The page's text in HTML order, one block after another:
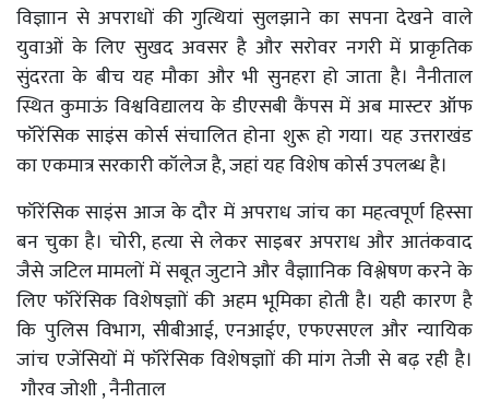
विज्ञाान से अपराधों की गुत्थियां सुलझाने का सपना देखने वाले
युवाओं के लिए सुखद अवसर है और सरोवर नगरी में प्राकृतिक
सुंदरता के बीच यह मौका और भी सुनहरा हो जाता है। नैनीताल
स्थित कुमाऊं विश्वविद्यालय के डीएसबी कैंपस में अब मास्टर ऑफ
फॉरेंसिक साइंस कोर्स संचालित होना शुरू हो गया। यह उत्तराखंड
का एकमात्र सरकारी कॉलेज है, जहां यह विशेष कोर्स उपलब्ध है।
फॉरेंसिक साइंस आज के दौर में अपराध जांच का महत्वपूर्ण हिस्सा
बन चुका है। चोरी, हत्या से लेकर साइबर अपराध और आतंकवाद
जैसे जटिल मामलों में सबूत जुटाने और वैज्ञाानिक विश्लेषण करने के
लिए फॉरेंसिक विशेषज्ञाों की अहम भूमिका होती है। यही कारण है
कि पुलिस विभाग, सीबीआई, एनआईए, एफएसएल और न्यायिक
जांच एजेंसियों में फॉरेंसिक विशेषज्ञाों की मांग तेजी से बढ़ रही है।
गौरव जोशी , नैनीताल